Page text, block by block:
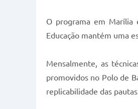
O programa em Marília
Educação mantém uma
Mensalmente, as
promovidos no Polo de
replicabilidade das